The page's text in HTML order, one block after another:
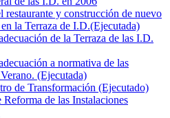
restaurante y construcción de nuevo
la Terraza de I.D.(Ejecutada)
de la Terraza de las I.D.
a normativa de las
(Ejecutada)
de Transformación (Ejecutado)
Reforma de las Instalaciones